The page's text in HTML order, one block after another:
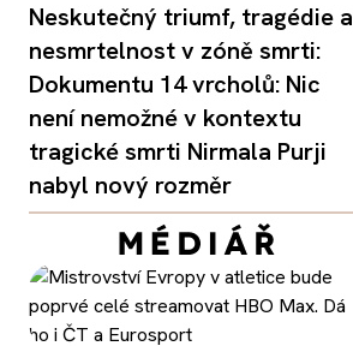
Neskutečný triumf, tragédie a
nesmrtelnost v zóně smrti:
Dokumentu 14 vrcholů: Nic
není nemožné v kontextu
tragické smrti Nirmala Purji
nabyl nový rozměr